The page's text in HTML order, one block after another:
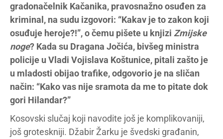
gradonačelnik Kačanika, pravosnažno osuđen za
kriminal, na sudu izgovori: “Kakav je to zakon koji
osuđuje heroje?!”, o čemu pišete u knjizi Zmijske
noge? Kada su Dragana Jočića, bivšeg ministra
policije u Vladi Vojislava Koštunice, pitali zašto je
u mladosti obijao trafike, odgovorio je na sličan
način: “Kako vas nije sramota da me to pitate dok
gori Hilandar?”
Kosovski slučaj koji navodite još je komplikovaniji,
još groteskniji. Džabir Žarku je švedski građanin,